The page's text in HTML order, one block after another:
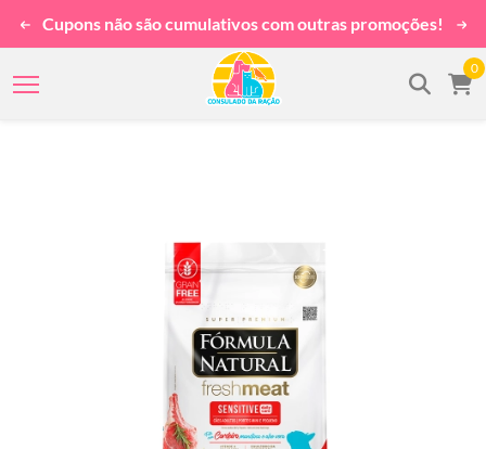
Cupons não são cumulativos com outras promoções!
0